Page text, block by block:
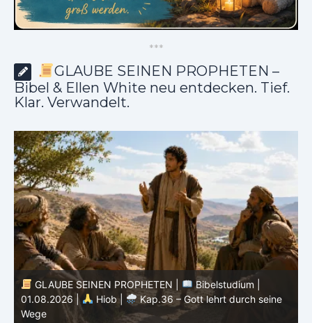
***
GLAUBE SEINEN PROPHETEN –
Bibel & Ellen White neu entdecken. Tief.
Klar. Verwandelt.
GLAUBE SEINEN PROPHETEN |
Bibelstudium |
31.07.2026 |
Hiob |
Kap.35 – Gott steht über
unserem Verstehen